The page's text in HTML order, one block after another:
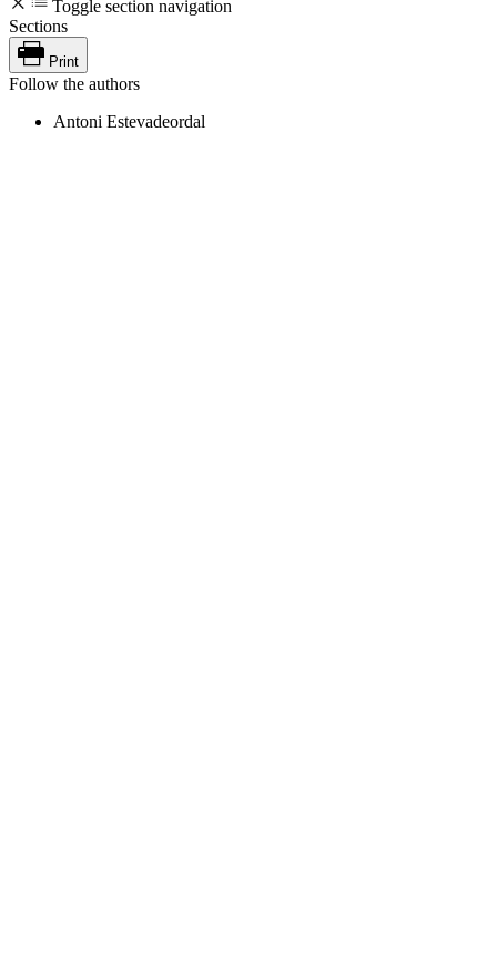
Toggle section navigation
Sections
Print
Follow the authors
Antoni Estevadeordal